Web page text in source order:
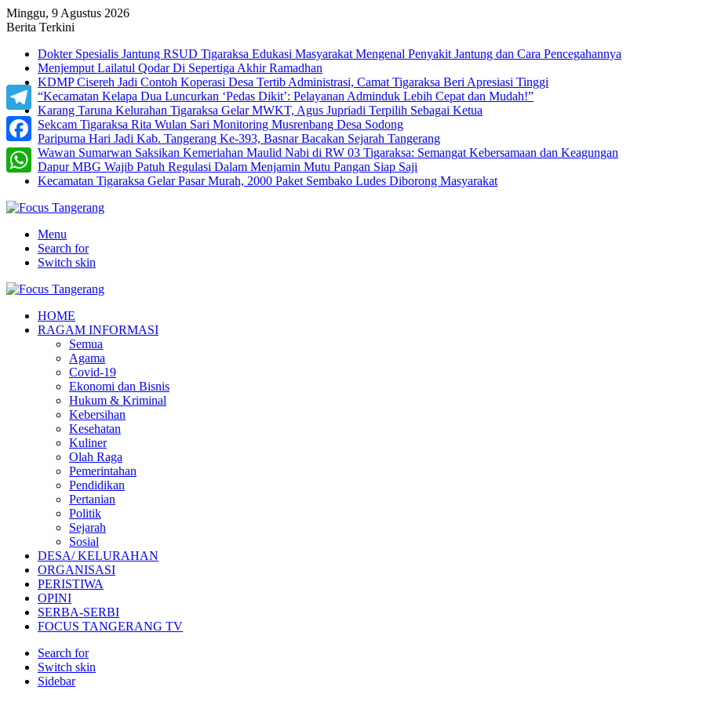
Minggu, 9 Agustus 2026
Berita Terkini
Dokter Spesialis Jantung RSUD Tigaraksa Edukasi Masyarakat Mengenal Penyakit Jantung dan Cara Pencegahannya
Menjemput Lailatul Qodar Di Sepertiga Akhir Ramadhan
KDMP Cisereh Jadi Contoh Koperasi Desa Tertib Administrasi, Camat Tigaraksa Beri Apresiasi Tinggi
“Kecamatan Kelapa Dua Luncurkan ‘Pedas Dikit’: Pelayanan Adminduk Lebih Cepat dan Mudah!”
Karang Taruna Kelurahan Tigaraksa Gelar MWKT, Agus Jupriadi Terpilih Sebagai Ketua
Sekcam Tigaraksa Rita Wulan Sari Monitoring Musrenbang Desa Sodong
Paripurna Hari Jadi Kab. Tangerang Ke-393, Basnar Bacakan Sejarah Tangerang
Wawan Sumarwan Saksikan Kemeriahan Maulid Nabi di RW 03 Tigaraksa: Semangat Kebersamaan dan Keagungan
Dapur MBG Wajib Patuh Regulasi Dalam Menjamin Mutu Pangan Siap Saji
Kecamatan Tigaraksa Gelar Pasar Murah, 2000 Paket Sembako Ludes Diborong Masyarakat
Menu
Search for
Switch skin
HOME
RAGAM INFORMASI
Semua
Agama
Covid-19
Ekonomi dan Bisnis
Hukum & Kriminal
Kebersihan
Kesehatan
Kuliner
Olah Raga
Pemerintahan
Pendidikan
Pertanian
Politik
Sejarah
Sosial
DESA/ KELURAHAN
ORGANISASI
PERISTIWA
OPINI
SERBA-SERBI
FOCUS TANGERANG TV
Search for
Switch skin
Sidebar
Telegram
Facebook
WhatsApp